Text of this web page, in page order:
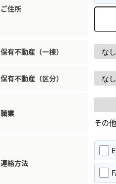
ご住所
保有不動産（一棟）
保有不動産（区分）
職業
その
連絡方法